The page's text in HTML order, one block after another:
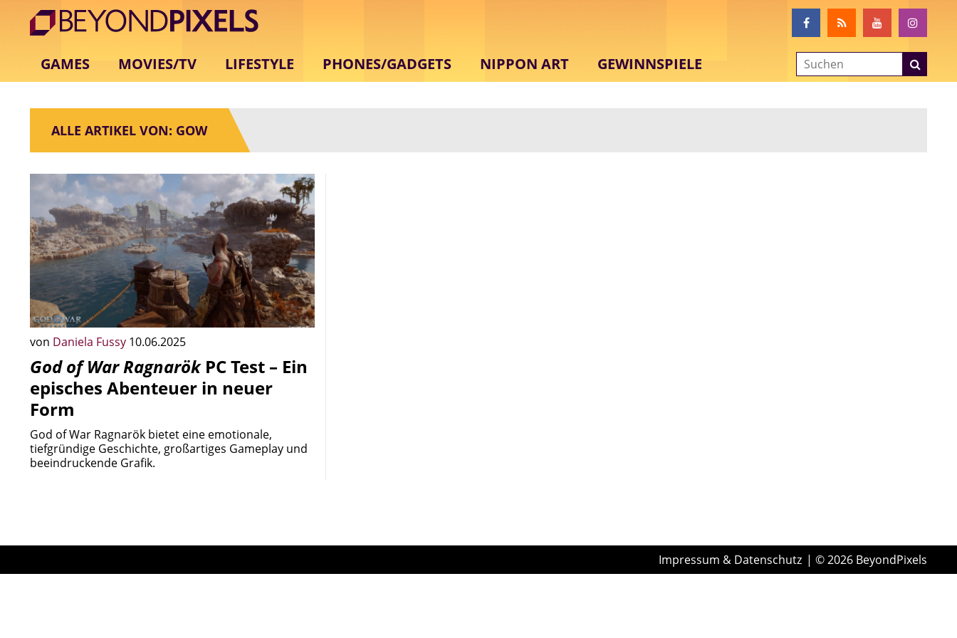
GAMES MOVIES/TV LIFESTYLE PHONES/GADGETS NIPPON ART GEWINNSPIELE
ALLE ARTIKEL VON: GOW
von Daniela Fussy 10.06.2025
God of War RagnarökPC Test – Ein
episches Abenteuer in neuer
Form
God of War Ragnarök bietet eine emotionale,
tiefgründige Geschichte, großartiges Gameplay und
beeindruckende Grafik.
Impressum & Datenschutz | © 2026 BeyondPixels